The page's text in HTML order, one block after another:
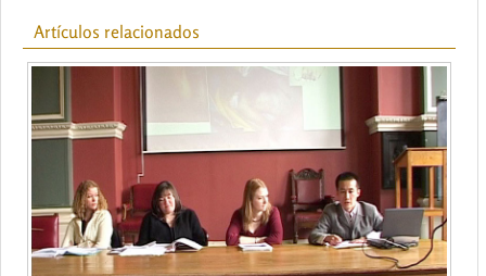
Artículos relacionados